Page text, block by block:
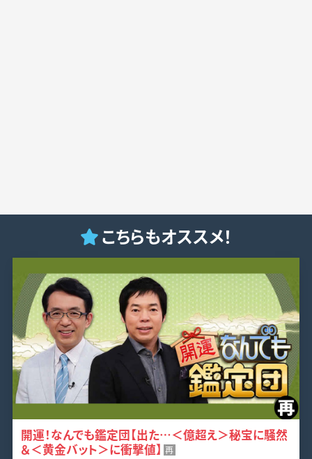
こちらもオススメ！
開運！なんでも鑑定団【出た…＜億超え＞秘宝に騒然
＆＜黄金バット＞に衝撃値】 再